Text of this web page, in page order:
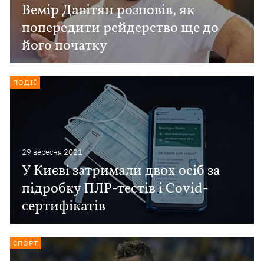
Вемір Давітян розповів, як
попередити рейдерство ще до
його початку
29 вересня 2021
У Києві затримали двох осіб за
підробку ПЛР-тестів і Сovid-
сертифікатів
ПОДІЇ
СПОРТ